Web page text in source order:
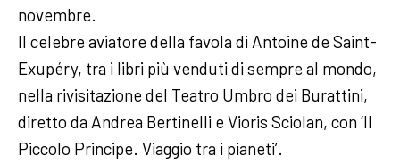
novembre.
Il celebre aviatore della favola di Antoine de Saint-
Exupéry, tra i libri più venduti di sempre al mondo,
nella rivisitazione del Teatro Umbro dei Burattini,
diretto da Andrea Bertinelli e Vioris Sciolan, con ‘Il
Piccolo Principe. Viaggio tra i pianeti’.